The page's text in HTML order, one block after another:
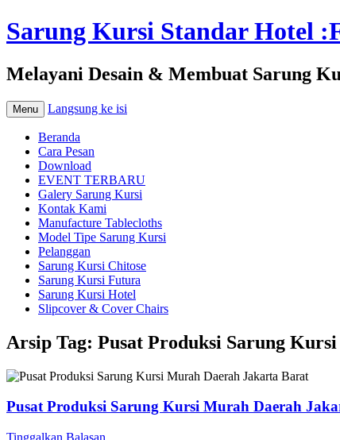
Sarung Kursi Standar Hotel
Melayani Desain & Membuat Sarung
Menu Langsung ke isi
Beranda
Cara Pesan
Download
EVENT TERBARU
Galery Sarung Kursi
Kontak Kami
Manufacture Tablecloths
Model Tipe Sarung Kursi
Pelanggan
Sarung Kursi Chitose
Sarung Kursi Futura
Sarung Kursi Hotel
Slipcover & Cover Chairs
Arsip Tag: Pusat Produksi Sarung
Pusat Produksi Sarung Kursi Murah Daerah
Tinggalkan Balasan